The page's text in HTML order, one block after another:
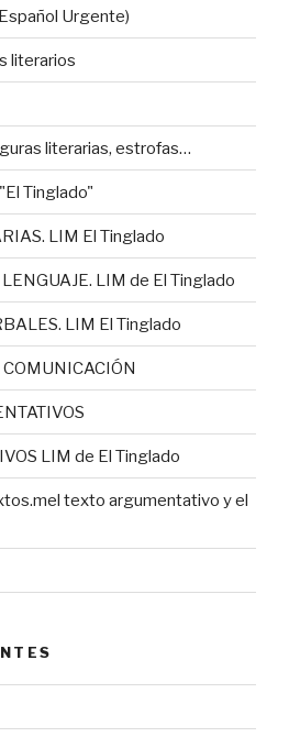
Urgente)
literarios
literarias, estrofas…
Tinglado"
LIM El Tinglado
LIM de El Tinglado
LIM El Tinglado
COMUNICACIÓN
LIM de El Tinglado
texto argumentativo y el